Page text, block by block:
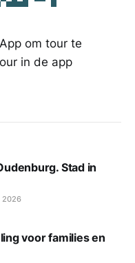
om tour te
in de app
Stad in
2026
voor families en